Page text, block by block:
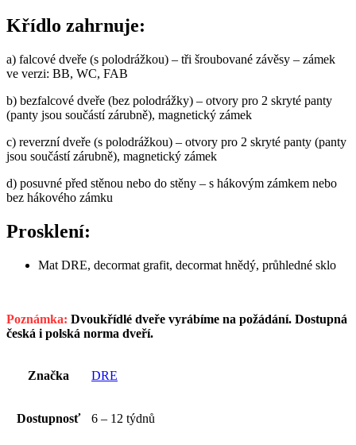
Křídlo zahrnuje:
a) falcové dveře (s polodrážkou) – tři šroubované závěsy – zámek
ve verzi: BB, WC, FAB
b) bezfalcové dveře (bez polodrážky) – otvory pro 2 skryté panty
(panty jsou součástí zárubně), magnetický zámek
c) reverzní dveře (s polodrážkou) – otvory pro 2 skryté panty (panty
jsou součástí zárubně), magnetický zámek
d) posuvné před stěnou nebo do stěny – s hákovým zámkem nebo
bez hákového zámku
Prosklení:
Mat DRE, decormat grafit, decormat hnědý, průhledné sklo
Poznámka: Dvoukřídlé dveře vyrábíme na požádání. Dostupná
česká i polská norma dveří.
Značka DRE
Dostupnosť 6 – 12 týdnů